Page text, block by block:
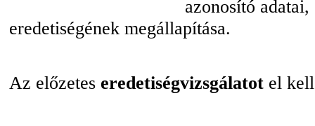
azonosító
eredetiségének megállapítása.
Az előzetes eredetiségvizsgálatot el